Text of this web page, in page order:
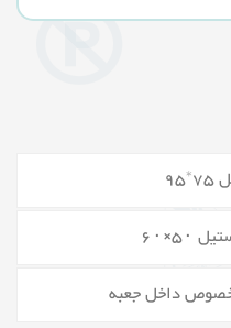
داخل جعبه